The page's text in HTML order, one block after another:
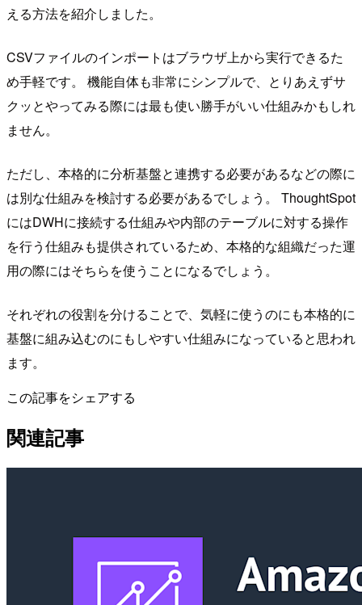
える方法を紹介しました。
CSVファイルのインポートはブラウザ上から実行できるた
め手軽です。 機能自体も非常にシンプルで、とりあえずサ
クッとやってみる際には最も使い勝手がいい仕組みかもしれ
ません。
ただし、本格的に分析基盤と連携する必要があるなどの際に
は別な仕組みを検討する必要があるでしょう。 ThoughtSpot
にはDWHに接続する仕組みや内部のテーブルに対する操作
を行う仕組みも提供されているため、本格的な組織だった運
用の際にはそちらを使うことになるでしょう。
それぞれの役割を分けることで、気軽に使うのにも本格的に
基盤に組み込むのにもしやすい仕組みになっていると思われ
ます。
この記事をシェアする
関連記事